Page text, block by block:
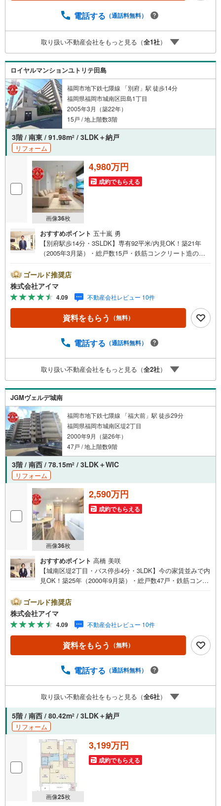
福岡のマンション・新築一戸建ての専門店です大手ネット
ご用意平日も夜間もご見学OK/ご自宅・最寄り駅まで送迎
無料/オンライン相談OK「見るだけ」「ローン相談だけ」
でも歓迎します他社でローンが難しいと言われた方、転職
後で審査にご不安の方もご相談くださいお住まい探しのご
相談だけでも承っております
電話する （通話料無料）
取り扱い不動産会社をもっと見る（全1社）
ロイヤルマンションユトリテ田島
福岡市地下鉄七隈線 「別府」駅 徒歩14分
福岡県福岡市城南区田島1丁目
2005年3月（築22年）
15戸 / 地上階数3階
3階 / 南東 / 91.98m2 / 3LDK＋納戸
リフォーム
画像36枚
4,980万円
成約でもらえる
おすすめポイント 五十嵐 勇
【別府駅歩14分・3SLDK】専有92平米/内見OK！築21年
（2005年3月築）・総戸数15戸・鉄筋コンクリート造のマ
平米。LDKは20帖以上。■リフォーム内装はリフォーム済み
です。■住戸の条件東南向きのお住まいです。最上階です。
眺望が開けています。風がよく通ります。■防犯・セキュリ
ティエントランスはオートロック。共用部に防犯カメラを
設置。来訪者は映像で確認できます。■ペットについてペッ
トの飼育はご相談ください（管理規約によります）■共用
アイマのサポートアイマは福岡のマンション・新築一戸建
携/最長50年の返済プランもご用意平日も夜間もご見学OK/
ご自宅・最寄り駅まで送迎無料/オンライン相談OK「見る
だけ」「ローン相談だけ」でも歓迎します他社でローンが
難しいと言われた方、転職後で審査にご不安の方もご相談
ください
ゴールド推奨店
株式会社アイマ
4.09 不動産会社レビュー 10件
資料をもらう （無料）
電話する （通話料無料）
取り扱い不動産会社をもっと見る（全2社）
JGMヴェルデ城南
福岡市地下鉄七隈線 「福大前」駅 徒歩29分
福岡県福岡市城南区堤2丁目
2000年9月（築26年）
47戸 / 地上階数9階
3階 / 南西 / 78.15m2 / 3LDK＋WIC
リフォーム
画像36枚
2,590万円
成約でもらえる
おすすめポイント 高橋 美咲
【城南区堤2丁目・バス停歩4分・3LDK】今の家賃並みで内
見OK！築25年（2000年9月築）・総戸数47戸・鉄筋コンク
K。専有約78平米。LDKは12帖以上。■リフォームお引渡し
前に内装を整えてからお渡しします。■住戸の条件南西向き
のお住まいです。風がよく通ります。■防犯・セキュリティ
エントランスはオートロック。共用部に防犯カメラを設
置。来訪者は映像で確認できます。■共用部・暮らしエレベ
ーターあり。駐輪場・バイク置場あり。■キッチン・水まわ
機能・浴室乾燥機を備えます。■アイマのサポートアイマは
銀行はじめ多数の金融機関と提携/最長50年の返済プランも
ご用意平日も夜間もご見学OK/ご自宅・最寄り駅まで送迎
無料/オンライン相談OK「見るだけ」「ローン相談だけ」
でも歓迎します他社でローンが難しいと言われた方、転職
後で審査にご不安の方もご相談ください
ゴールド推奨店
株式会社アイマ
4.09 不動産会社レビュー 10件
資料をもらう （無料）
電話する （通話料無料）
取り扱い不動産会社をもっと見る（全6社）
5階 / 南西 / 80.42m2 / 3LDK＋納戸
リフォーム
画像25枚
3,199万円
成約でもらえる